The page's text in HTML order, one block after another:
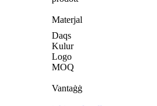
Materjal
Daqs
Kulur
Logo
MOQ
Vantaġġ